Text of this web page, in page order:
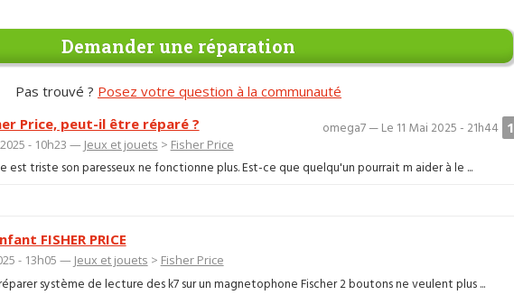
Demander une réparation
Pas trouvé ? Posez votre question à la communauté
1
omega7 — Le 11 Mai 2025 - 21h44
Price, peut-il être réparé ?
- 10h23 — Jeux et jouets > Fisher Price
triste son paresseux ne fonctionne plus. Est-ce que quelqu'un pourrait m aider à le ...
FISHER PRICE
- 13h05 — Jeux et jouets > Fisher Price
système de lecture des k7 sur un magnetophone Fischer 2 boutons ne veulent plus ...